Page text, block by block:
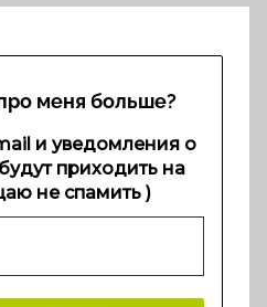
меня больше?
и уведомления о
приходить на
не спамить )